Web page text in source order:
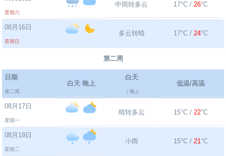
星期六
中雨转多云 17°C / 26°C
08月16日
星期日
多云转晴 17°C / 24°C
第二周
日期
第二周
白天 晚上
白天
/ 晚上
低温/高温
08月17日
星期一
晴转多云 15°C / 22°C
08月18日
星期二
小雨 15°C / 21°C